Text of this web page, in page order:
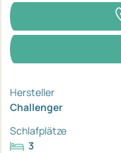
Hersteller
Challenger
Schlafplätze
3